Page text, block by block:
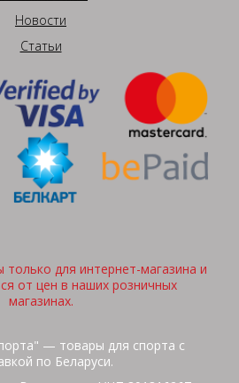
Новости
Статьи
для интернет-магазина и
от цен в наших розничных
магазинах.
— товары для спорта с
по Беларуси.